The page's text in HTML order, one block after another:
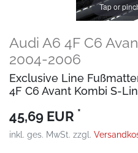
Tap or
Audi A6 4F C6
2004-2006
Exclusive Line
4F C6 Avant Kombi S-
45,69 EUR *
inkl. ges. MwSt. zzgl.